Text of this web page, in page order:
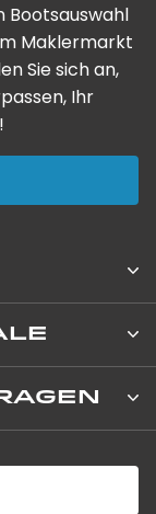
Bootsauswahl
Maklermarkt
Sie sich an,
Ihr